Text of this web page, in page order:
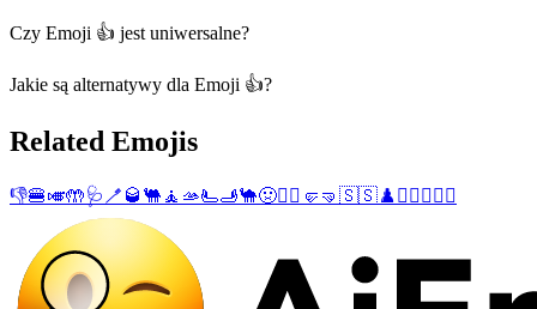
Czy Emoji 👍 jest uniwersalne?
Jakie są alternatywy dla Emoji 👍?
Related Emojis
👎🍔🎺🤲🩺 🪥 🥃 🐫 🧘 🫴🫷🫸🐪🤢❤️‍🔥 🤛 🤜 🇸🇸♟️ 🧘‍♂️ ⏫ 🧘‍♀️